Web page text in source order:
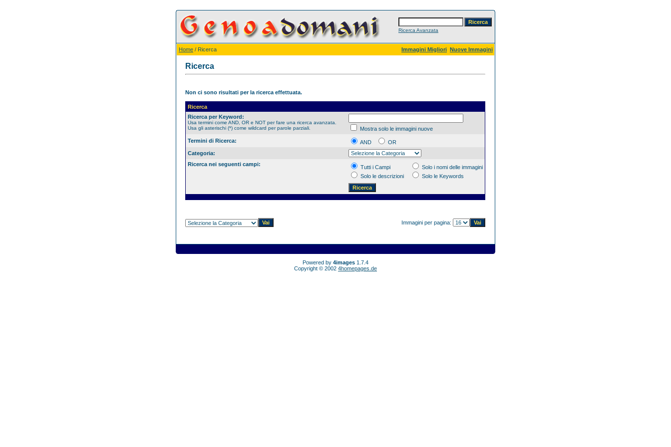
Ricerca Avanzata
Home / Ricerca Immagini Migliori Nuove Immagini
Ricerca
Non ci sono risultati per la ricerca effettuata.
Ricerca
Ricerca per Keyword:
Usa termini come AND, OR e NOT per fare una ricerca avanzata.
Usa gli asterischi (*) come wildcard per parole parziali.
Mostra solo le immagini nuove
Termini di Ricerca:
AND
OR
Categoria:
Ricerca nei seguenti campi:
Tutti i Campi
Solo i nomi delle immagini
Solo le descrizioni
Solo le Keywords
Immagini per pagina:
Powered by 4images 1.7.4
Copyright © 2002 4homepages.de